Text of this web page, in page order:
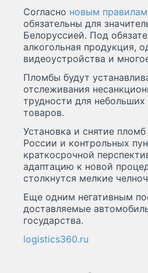
Согласно новым правилам
обязательны для
Белоруссией. Под
алкогольная продукция,
видеоустройства и
Пломбы будут
отслеживания
трудности для
товаров.
Установка и снятие
России и контрольных
краткосрочной
адаптацию к новой
столкнутся мелкие
Еще одним негативным
доставляемые
государства.
logistics360.ru